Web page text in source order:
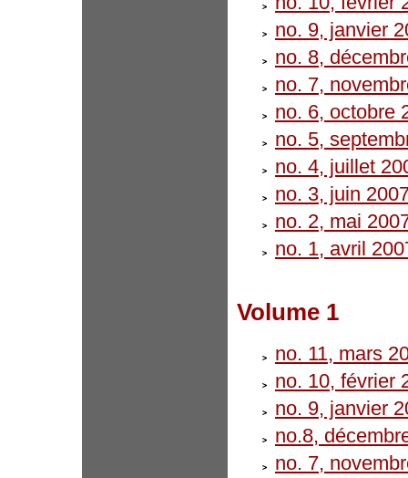
no. 9, janvier
no. 8,
no. 7,
no. 6, octobre
no. 5,
no. 4, juillet
no. 3, juin
no. 2, mai
no. 1, avril
Volume 1
no. 11, mars
no. 10, février
no. 9, janvier
no.8,
no. 7,